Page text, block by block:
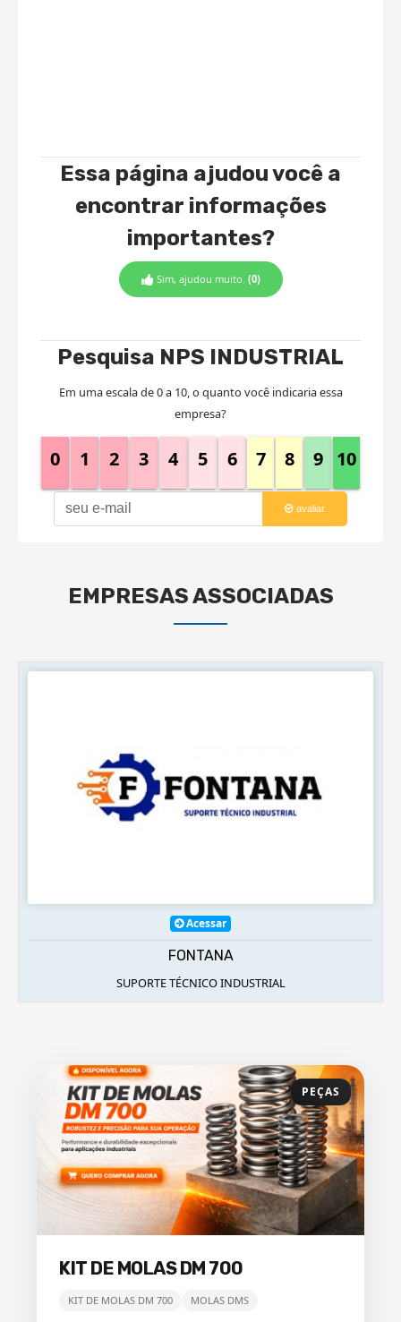
Essa página ajudou você a
encontrar informações
importantes?
Sim, ajudou muito. (0)
Pesquisa NPS INDUSTRIAL
Em uma escala de 0 a 10, o quanto você indicaria essa
empresa?
0 1 2 3 4 5 6 7 8 9 10
avaliar
EMPRESAS ASSOCIADAS
Acessar
FONTANA
SUPORTE TÉCNICO INDUSTRIAL
PEÇAS
KIT DE MOLAS DM 700
KIT DE MOLAS DM 700 MOLAS DMS